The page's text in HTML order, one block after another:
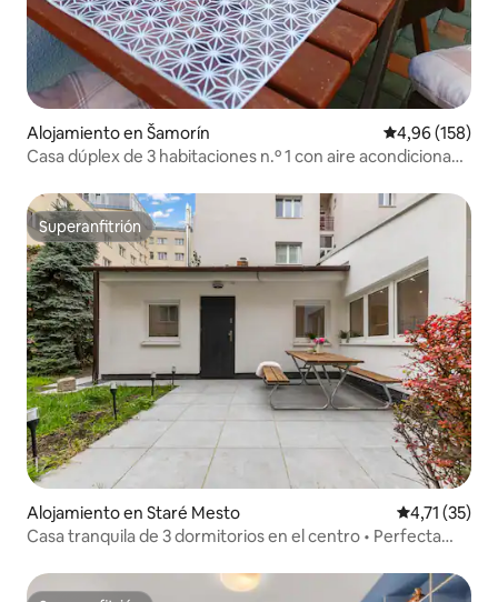
Alojamiento en Šamorín Calificación
4,96 (158)
Casa dúplex de 3 habitaciones n.º 1 con aire acondicionado
Superanfitrión
Superanfitrión
Alojamiento en Staré Mesto Calificación
4,71 (35)
Casa tranquila de 3 dormitorios en el centro • Perfecta